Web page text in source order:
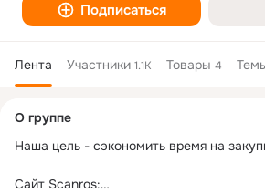
Подписаться
Лента Участники 1.1K Товары 4
колонка
О группе
Наша цель - сэкономить время на
Сайт Scanros: